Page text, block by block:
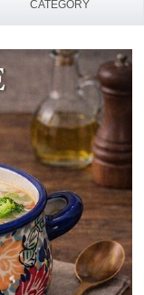
CATEGORY